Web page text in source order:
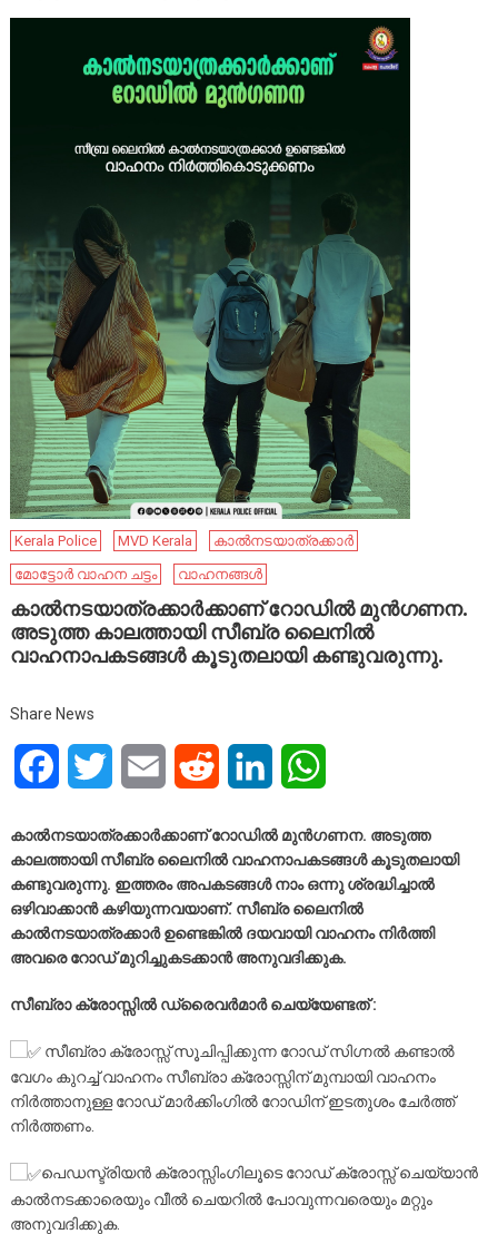
Kerala Police MVD Kerala
കാൽനടയാത്രക്കാർ
മോട്ടോർ വാഹന ചട്ടം
വാഹനങ്ങള്‍
കാൽനടയാത്രക്കാർക്കാണ് റോഡിൽ മുൻഗണന.
അടുത്ത കാലത്തായി സീബ്ര ലൈനിൽ
വാഹനാപകടങ്ങൾ കൂടുതലായി കണ്ടുവരുന്നു.
Share News
FacebookTwitter Email Reddit LinkedIn
കാൽനടയാത്രക്കാർക്കാണ് റോഡിൽ മുൻഗണന. അടുത്ത
കാലത്തായി സീബ്ര ലൈനിൽ വാഹനാപകടങ്ങൾ കൂടുതലായി
കണ്ടുവരുന്നു. ഇത്തരം അപകടങ്ങൾ നാം ഒന്നു ശ്രദ്ധിച്ചാൽ
ഒഴിവാക്കാൻ കഴിയുന്നവയാണ്. സീബ്ര ലൈനിൽ
കാൽനടയാത്രക്കാർ ഉണ്ടെങ്കിൽ ദയവായി വാഹനം നിർത്തി
അവരെ റോഡ് മുറിച്ചുകടക്കാൻ അനുവദിക്കുക.
സീബ്രാ ക്രോസ്സിൽ ഡ്രൈവർമാർ ചെയ്യേണ്ടത് :
സീബ്രാ ക്രോസ്സ് സൂചിപ്പിക്കുന്ന റോഡ് സിഗ്നൽ കണ്ടാൽ
വേഗം കുറച്ച് വാഹനം സീബ്രാ ക്രോസ്സിന് മുമ്പായി വാഹനം
നിർത്താനുള്ള റോഡ് മാർക്കിംഗിൽ റോഡിന് ഇടതുശം ചേർത്ത്
നിർത്തണം.
പെഡസ്ട്രിയൻ ക്രോസ്സിംഗിലൂടെ റോഡ് ക്രോസ്സ് ചെയ്യാൻ
കാൽനടക്കാരെയും വീൽ ചെയറിൽ പോവുന്നവരെയും മറ്റും
അനുവദിക്കുക.